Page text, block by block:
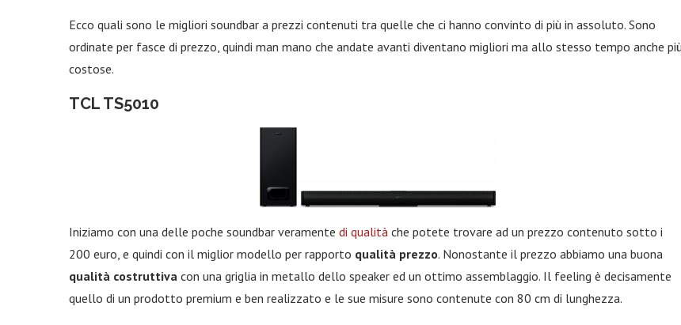
Ecco quali sono le migliori soundbar a prezzi contenuti tra quelle che ci hanno convinto di più in assoluto. Sono
ordinate per fasce di prezzo, quindi man mano che andate avanti diventano migliori ma allo stesso tempo anche
costose.
TCL TS5010
Iniziamo con una delle poche soundbar veramente di qualità che potete trovare ad un prezzo contenuto sotto i
200 euro, e quindi con il miglior modello per rapporto qualità prezzo. Nonostante il prezzo abbiamo una buona
qualità costruttiva con una griglia in metallo dello speaker ed un ottimo assemblaggio. Il feeling è decisamente
quello di un prodotto premium e ben realizzato e le sue misure sono contenute con 80 cm di lunghezza.